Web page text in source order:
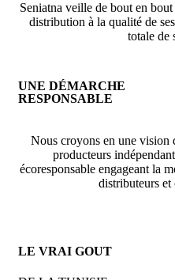
Seniatna veille de bout en
distribution à la qualité de
totale de
UNE DÉMARCHE
RESPONSABLE
Nous croyons en une vision
producteurs
écoresponsable engageant la
distributeurs et
LE VRAI GOUT